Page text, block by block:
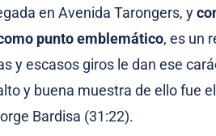
en Avenida Tarongers, y
punto emblemático, es un
y escasos giros le dan ese
y buena muestra de ello fue
Bardisa (31:22).